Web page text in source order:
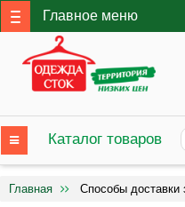
Главное меню
Каталог товаров
Главная Способы доставки